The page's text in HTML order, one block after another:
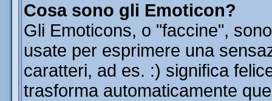
Cosa sono gli Emoticon?
Gli Emoticons, o "faccine",
usate per esprimere una
caratteri, ad es. :) significa
trasforma automaticamente